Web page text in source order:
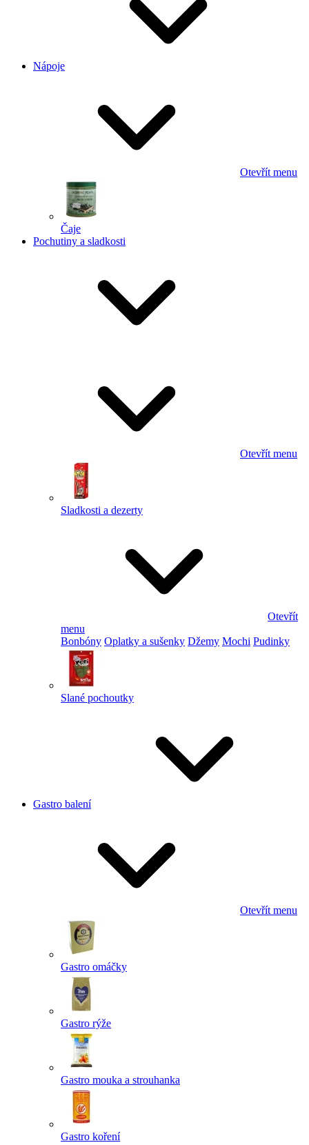
Nápoje
Otevřít menu
Čaje
Pochutiny a sladkosti
Otevřít menu
Sladkosti a dezerty
Otevřít
menu
Bonbóny Oplatky a sušenky Džemy Mochi Pudinky
Slané pochoutky
Gastro balení
Otevřít menu
Gastro omáčky
Gastro rýže
Gastro mouka a strouhanka
Gastro koření